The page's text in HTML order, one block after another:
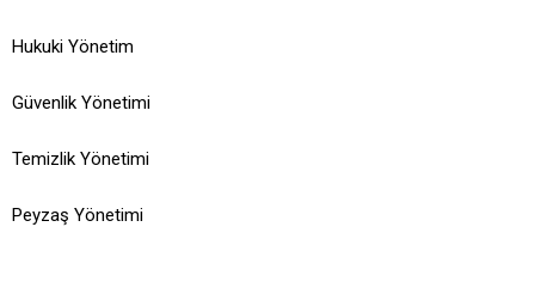
Hukuki Yönetim
Güvenlik Yönetimi
Temizlik Yönetimi
Peyzaş Yönetimi